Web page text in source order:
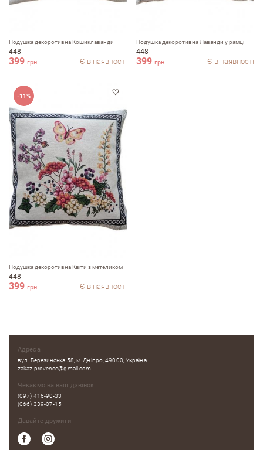
Подушка декоротивна Кошиклаванди
448
399 грн Є в наявності
Подушка декоротивна Лаванди у рамці
448
399 грн Є в наявності
-11%
Подушка декоротивна Квіти з метеликом
448
399 грн Є в наявності
Адреса
вул. Березинська 58, м. Дніпро, 49000, Україна
zakaz.provence@gmail.com
Чекаємо на ваш дзвінок
(097) 416-90-33
(066) 339-07-15
Давайте дружити